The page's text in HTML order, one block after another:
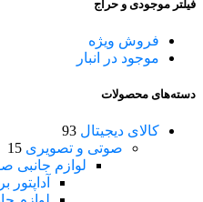
فیلتر موجودی و حراج
فروش ویژه
موجود در انبار
دسته‌های محصولات
کالای دیجیتال 93
صوتی و تصویری 15
لوازم جانبی
آداپتور